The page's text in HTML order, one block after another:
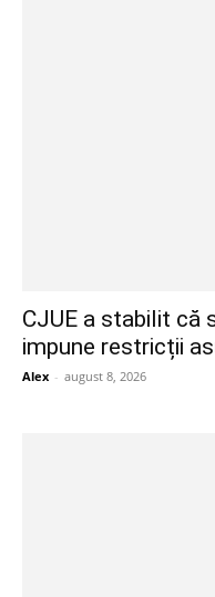
CJUE a stabilit că
impune restricții
Alex - august 8, 2026